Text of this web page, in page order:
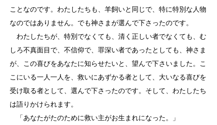
ことなのです。わたしたちも、羊飼いと同じで、特に特別な人物
なのではありません。でも神さまが選んで下さったのです。
わたしたちが、特別でなくても、清く正しい者でなくても、む
しろ不真面目で、不信仰で、罪深い者であったとしても、神さま
が、この喜びをあなたに知らせたいと、望んで下さいました。こ
こにいる一人一人を、救いにあずかる者として、大いなる喜びを
受け取る者として、選んで下さったのです。そして、わたしたち
は語りかけられます。
「あなたがたのために救い主がお生まれになった。」